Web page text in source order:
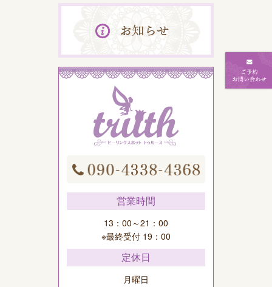
営業時間
13：00～21：00
※最終受付 19：00
定休日
月曜日